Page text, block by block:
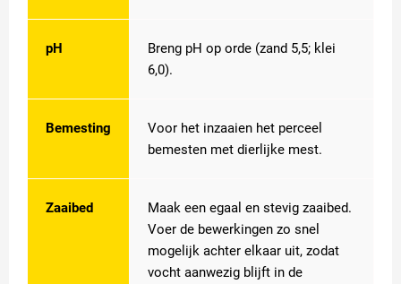
pH
Breng pH op orde (zand 5,5; klei
6,0).
Bemesting
Voor het inzaaien het perceel
bemesten met dierlijke mest.
Zaaibed
Maak een egaal en stevig zaaibed.
Voer de bewerkingen zo snel
mogelijk achter elkaar uit, zodat
vocht aanwezig blijft in de